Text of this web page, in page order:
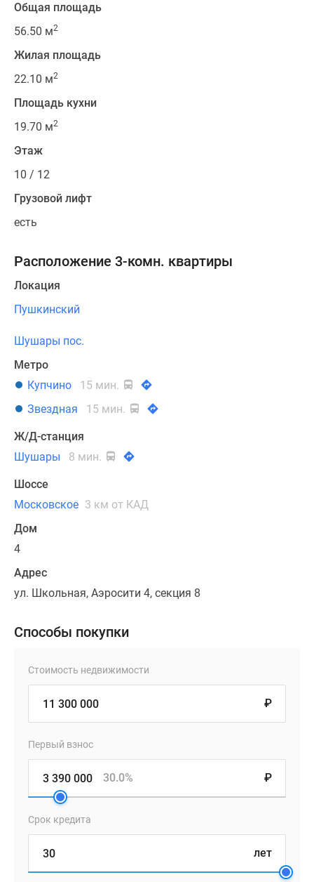
Общая площадь
56.50 м2
Жилая площадь
22.10 м2
Площадь кухни
19.70 м2
Этаж
10 / 12
Грузовой лифт
есть
Расположение 3-комн. квартиры
Локация
Пушкинский
Шушары пос.
Метро
Купчино
15 мин.
Звездная
15 мин.
Ж/Д-станция
Шушары
8 мин.
Шоссе
Московское 3 км от КАД
Дом
4
Адрес
ул. Школьная, Аэросити 4, секция 8
Способы покупки
Стоимость недвижимости
₽
Первый взнос
₽
30.0%
Срок кредита
лет